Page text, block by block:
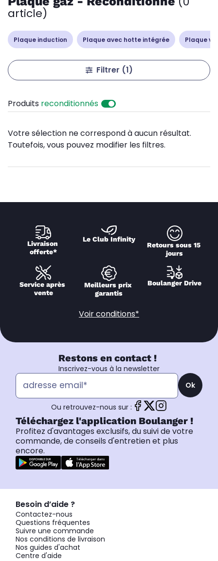
article)
Plaque induction Plaque avec hotte intégrée Plaque
Filtrer (1)
Produits reconditionnés
Votre sélection ne correspond à aucun résultat.
Toutefois, vous pouvez modifier les filtres.
Livraison
offerte*
Le Club Infinity
Retours sous 15
jours
Service après
vente
Meilleurs prix
garantis
Boulanger Drive
Voir conditions*
Restons en contact !
Inscrivez-vous à la newsletter
Ok
Ou retrouvez-nous sur :
Téléchargez l'application Boulanger !
Profitez d'avantages exclusifs, du suivi de votre
commande, de conseils d'entretien et plus
encore.
Besoin d’aide ?
Contactez-nous
Questions fréquentes
Suivre une commande
Nos conditions de livraison
Nos guides d'achat
Centre d'aide